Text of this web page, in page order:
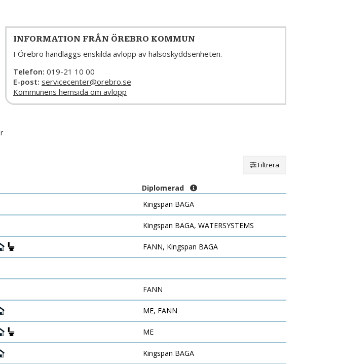
INFORMATION FRÅN ÖREBRO KOMMUN
I Örebro handläggs enskilda avlopp av hälsoskyddsenheten.
Telefon: 019-21 10 00
E-post: servicecenter@orebro.se
Kommunens hemsida om avlopp
Filtrera
Diplomerad
Kingspan BAGA
Kingspan BAGA, WATERSYSTEMS
FANN, Kingspan BAGA
FANN
ME, FANN
ME
Kingspan BAGA